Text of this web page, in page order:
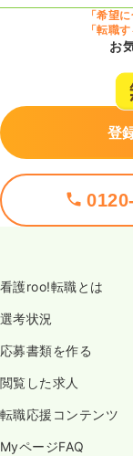
「希望
「転職
お
登
看護roo!転職とは
選考状況
応募書類を作る
閲覧した求人
転職応援コンテンツ
MyページFAQ